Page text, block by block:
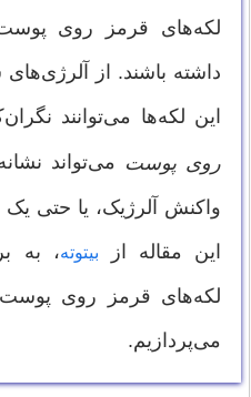
لکه‌های قرمز روی پوست
داشته باشند. از
این لکه‌ها می‌توانند
روی پوست می‌تواند
واکنش آلرژیک، یا حتی
این مقاله از
بیتوته، به
لکه‌های قرمز روی
می‌پردازیم.